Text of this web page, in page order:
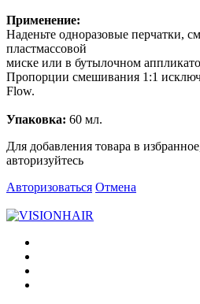
Применение:
Наденьте одноразовые перчатки,
пластмассовой
миске или в бутылочном
Пропорции смешивания 1:1
Flow.
Упаковка: 60 мл.
Для добавления товара в
авторизуйтесь
Авторизоваться Отмена